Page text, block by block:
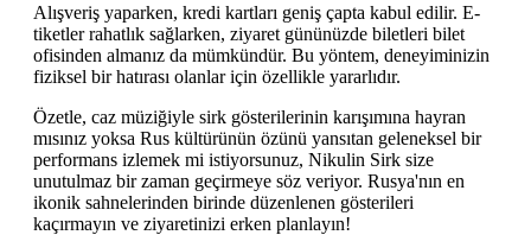
Alışveriş yaparken, kredi kartları geniş çapta kabul edilir. E-
tiketler rahatlık sağlarken, ziyaret gününüzde biletleri bilet
ofisinden almanız da mümkündür. Bu yöntem, deneyiminizin
fiziksel bir hatırası olanlar için özellikle yararlıdır.
Özetle, caz müziğiyle sirk gösterilerinin karışımına hayran
mısınız yoksa Rus kültürünün özünü yansıtan geleneksel bir
performans izlemek mi istiyorsunuz, Nikulin Sirk size
unutulmaz bir zaman geçirmeye söz veriyor. Rusya'nın en
ikonik sahnelerinden birinde düzenlenen gösterileri
kaçırmayın ve ziyaretinizi erken planlayın!